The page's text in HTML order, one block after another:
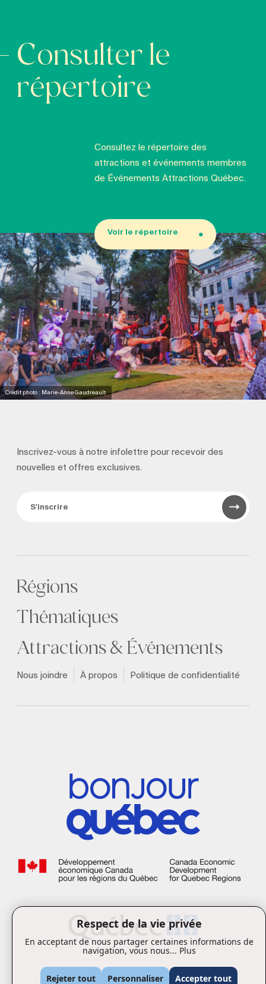
Consulter le
répertoire
Consultez le répertoire des
attractions et événements membres
de Événements Attractions Québec.
Voir le répertoire
Crédit photo : Marie-Anne Gaudreault
Inscrivez-vous à notre infolettre pour recevoirdes
nouvelles et offres exclusives.
S'inscrire
Régions
Thématiques
Attractions & Événements
Nous joindre À propos Politique de confidentialité
Respect de la vie privée
En acceptant de nous partager certaines informations de
navigation, vous nous... Plus
Rejeter tout Personnaliser Accepter tout